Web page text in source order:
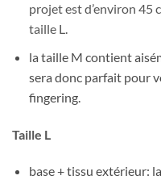
projet est d’environ 45
taille L.
la taille M contient
sera donc parfait pour
fingering.
Taille L
base + tissu extérieur: